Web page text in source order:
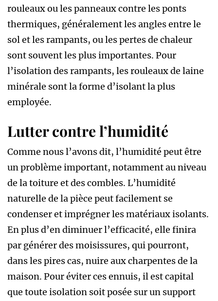
rouleaux ou les panneaux contre les ponts
thermiques, généralement les angles entre le
sol et les rampants, ou les pertes de chaleur
sont souvent les plus importantes. Pour
l’isolation des rampants, les rouleaux de laine
minérale sont la forme d’isolant la plus
employée.
Lutter contre l’humidité
Comme nous l’avons dit, l’humidité peut être
un problème important, notamment au niveau
de la toiture et des combles. L’humidité
naturelle de la pièce peut facilement se
condenser et imprégner les matériaux isolants.
En plus d’en diminuer l’efficacité, elle finira
par générer des moisissures, qui pourront,
dans les pires cas, nuire aux charpentes de la
maison. Pour éviter ces ennuis, il est capital
que toute isolation soit posée sur un support